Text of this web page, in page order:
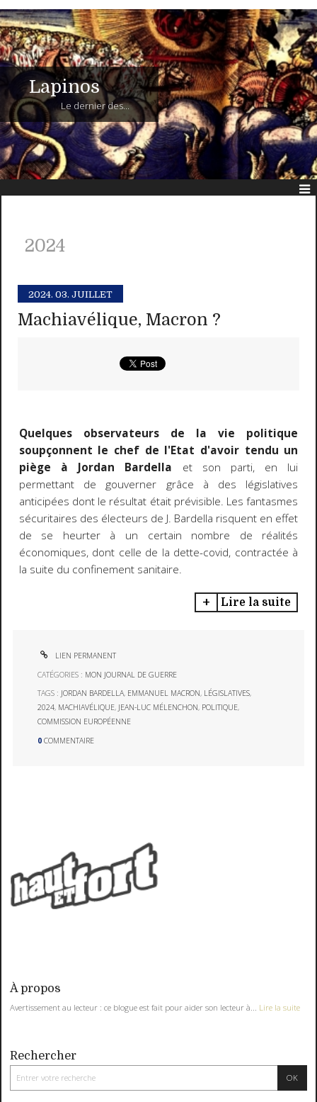
Lapinos
Le dernier des...
À propos
Avertissement au lecteur : ce blogue est fait pour aider son lecteur à... Lire la suite
Rechercher
2024
2024. 03. JUILLET
Machiavélique, Macron ?
Quelques observateurs de la vie politique
soupçonnent le chef de l'Etat d'avoir tendu un
piège à Jordan Bardella et son parti, en lui
permettant de gouverner grâce à des législatives
anticipées dont le résultat était prévisible. Les fantasmes
sécuritaires des électeurs de J. Bardella risquent en effet
de se heurter à un certain nombre de réalités
économiques, dont celle de la dette-covid, contractée à
la suite du confinement sanitaire.
Lire la suite
LIEN PERMANENT
CATÉGORIES : MON JOURNAL DE GUERRE
TAGS : JORDAN BARDELLA, EMMANUEL MACRON, LÉGISLATIVES,
2024, MACHIAVÉLIQUE, JEAN-LUC MÉLENCHON, POLITIQUE,
COMMISSION EUROPÉENNE
0 COMMENTAIRE